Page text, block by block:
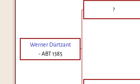
?
Werner Dürtzant
-ABT 1385